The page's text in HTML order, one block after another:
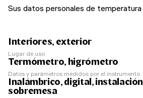
Sus datos personales de temperatura
Interiores, exterior
Lugar de uso
Termómetro, higrómetro
Datos y parámetros medidos por el instrumento
Inalámbrico, digital,
sobremesa